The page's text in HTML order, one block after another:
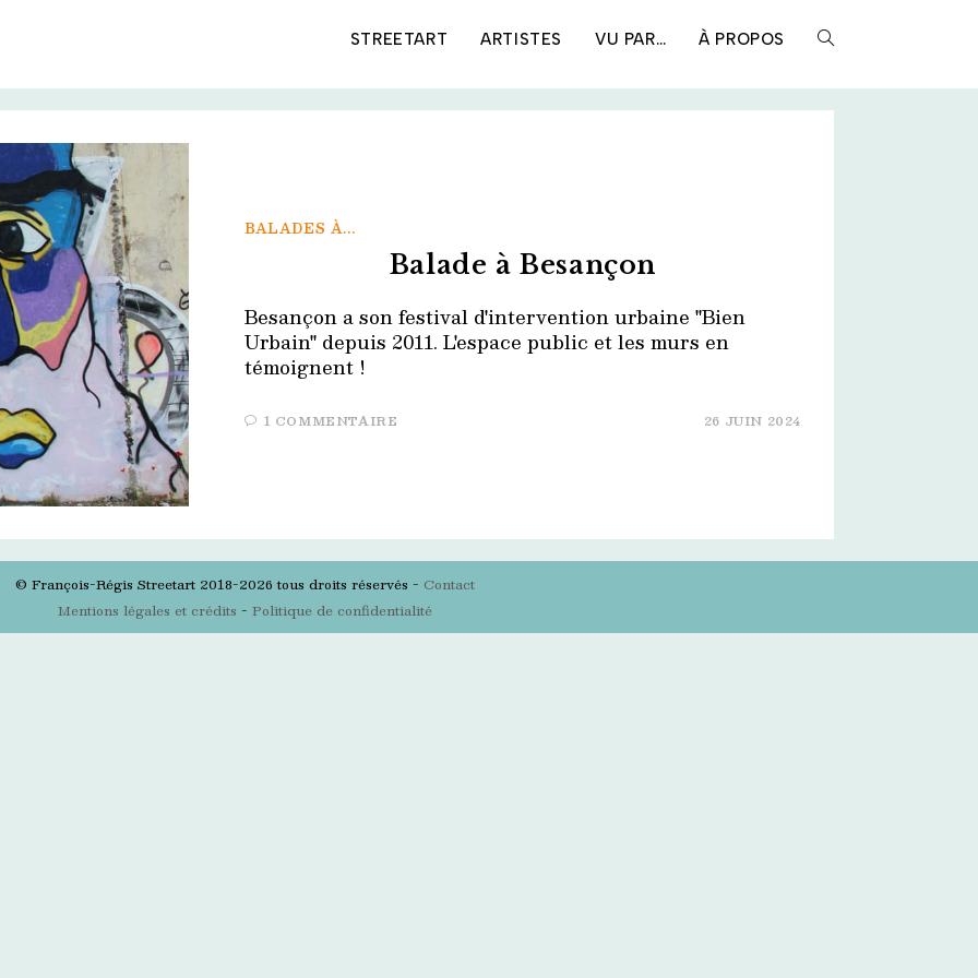
STREETART ARTISTES VU PAR… À PROPOS TOGGLE
BALADES À...
Balade à Besançon
Besançon a son festival d'intervention urbaine "Bien
Urbain" depuis 2011. L'espace public et les murs en
témoignent !
1 COMMENTAIRE 26 JUIN 2024
© François-Régis Streetart 2018-2026 tous droits réservés - Contact
Mentions légales et crédits - Politique de confidentialité